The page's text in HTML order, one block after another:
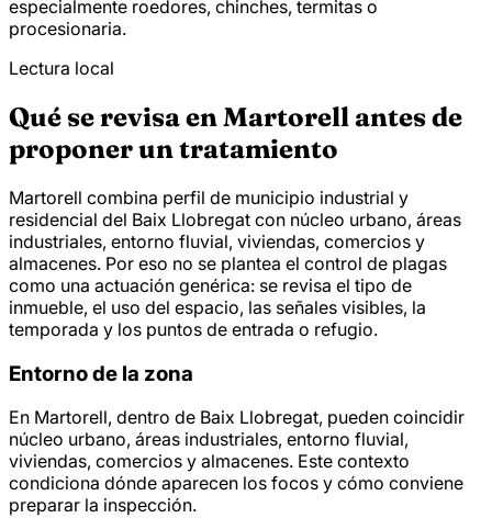
especialmente roedores, chinches, termitas o
procesionaria.
Lectura local
Qué se revisa en Martorell antes de
proponer un tratamiento
Martorell combina perfil de municipio industrial y
residencial del Baix Llobregat con núcleo urbano, áreas
industriales, entorno fluvial, viviendas, comercios y
almacenes. Por eso no se plantea el control de plagas
como una actuación genérica: se revisa el tipo de
inmueble, el uso del espacio, las señales visibles, la
temporada y los puntos de entrada o refugio.
Entorno de la zona
En Martorell, dentro de Baix Llobregat, pueden coincidir
núcleo urbano, áreas industriales, entorno fluvial,
viviendas, comercios y almacenes. Este contexto
condiciona dónde aparecen los focos y cómo conviene
preparar la inspección.